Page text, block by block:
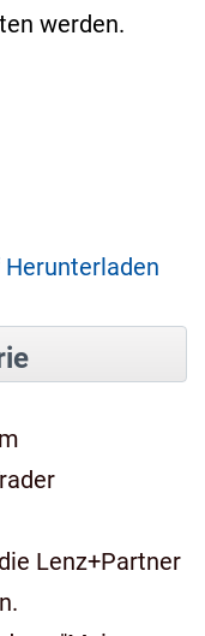
werden.
Lenz+Partner